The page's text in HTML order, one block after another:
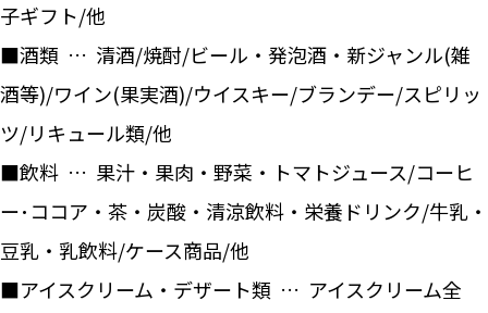
子ギフト/他
■酒類 … 清酒/焼酎/ビール・発泡酒・新ジャンル(雑
酒等)/ワイン(果実酒)/ウイスキー/ブランデー/スピリッ
ツ/リキュール類/他
■飲料 … 果汁・果肉・野菜・トマトジュース/コーヒ
ー･ココア・茶・炭酸・清涼飲料・栄養ドリンク/牛乳・
豆乳・乳飲料/ケース商品/他
■アイスクリーム・デザート類 … アイスクリーム全